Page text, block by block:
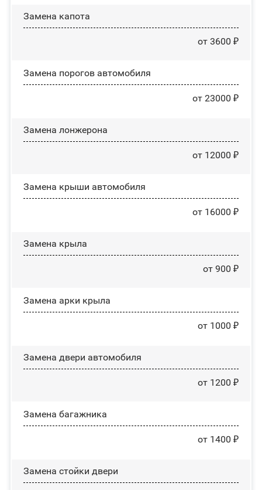
Замена капота
от 3600 ₽
Замена порогов автомобиля
от 23000 ₽
Замена лонжерона
от 12000 ₽
Замена крыши автомобиля
от 16000 ₽
Замена крыла
от 900 ₽
Замена арки крыла
от 1000 ₽
Замена двери автомобиля
от 1200 ₽
Замена багажника
от 1400 ₽
Зaмeнa cтoйĸи двepи